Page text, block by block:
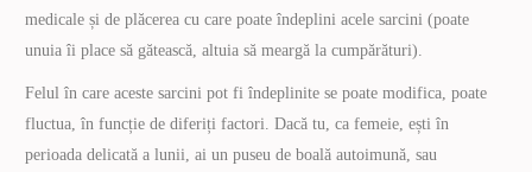
medicale și de plăcerea cu care poate îndeplini acele sarcini (poate
unuia îi place să gătească, altuia să meargă la cumpărături).
Felul în care aceste sarcini pot fi îndeplinite se poate modifica, poate
fluctua, în funcție de diferiți factori. Dacă tu, ca femeie, ești în
perioada delicată a lunii, ai un puseu de boală autoimună, sau